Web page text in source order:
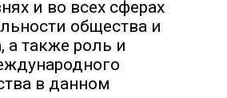
и во всех сферах
общества и
а также роль и
в данном